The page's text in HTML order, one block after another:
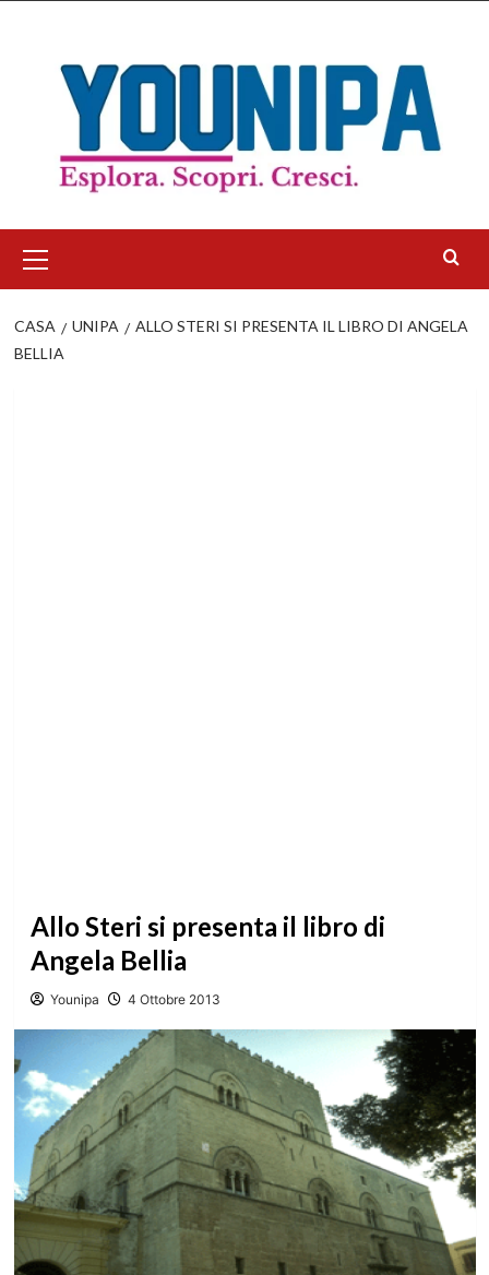
contenuto
principale
CASA UNIPA
ALLO STERI SI PRESENTA IL LIBRO DI ANGELA
BELLIA
Allo Steri si presenta il libro di
Angela Bellia
Younipa 4 Ottobre 2013